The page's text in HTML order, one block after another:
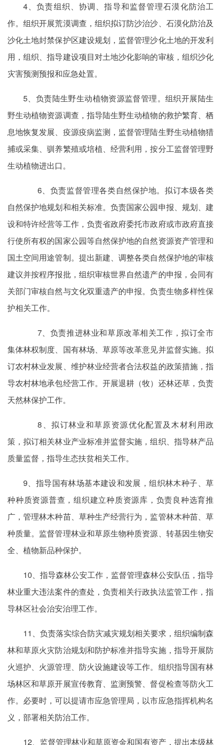
4、负责组织、协调、指导和监督管理石漠化防治工
作。组织开展荒漠调查，组织拟订防沙治沙、石漠化防治及
沙化土地封禁保护区建设规划，监督管理沙化土地的开发利
用，组织、指导建设项目对土地沙化影响的审核，组织沙化
灾害预测预报和应急处置。
5、负责陆生野生动植物资源监督管理。组织开展陆生
野生动植物资源调查，指导陆生野生动植物的救护繁育、栖
息地恢复发展、疫源疫病监测，监督管理陆生野生动植物猎
捕或采集、驯养繁殖或培植、经营利用，按分工监督管理野
生动植物进出口。
6、负责监督管理各类自然保护地。拟订本级各类
自然保护地规划和相关标准。负责国家公园申报、规划、建
设和特许经营等工作，负责省政府委托市政府或市政府直接
行使所有权的国家公园等自然保护地的自然资源资产管理和
国土空间用途管制。提出新建、调整各类自然保护地的审核
建议并按程序报批，组织审核世界自然遗产的申报，会同有
关部门审核自然与文化双重遗产的申报。负责生物多样性保
护相关工作。
7、负责推进林业和草原改革相关工作，拟订全市
集体林权制度、国有林场、草原等改革意见并监督实施。拟
订农村林业发展、维护林业经营者合法权益的政策措施，指
导农村林地承包经营工作。开展退耕（牧）还林还草，负责
天然林保护工作。
8、拟订林业和草原资源优化配置及木材利用政
策，拟订相关林业产业标准并监督实施，组织、指导林产品
质量监督，指导生态扶贫相关工作。
9、指导国有林场基本建设和发展，组织林木种子、草
种种质资源普查，组织建立种质资源库，负责良种选育推
广，管理林木种苗、草种生产经营行为，监管林木种苗、草
种质量。监督管理林业和草原生物种质资源、转基因生物安
全、植物新品种保护。
10、指导森林公安工作，监督管理森林公安队伍，指导
林业重大违法案件的查处，负责相关行政执法监管工作，指
导林区社会治安治理工作。
11、负责落实综合防灾减灾规划相关要求，组织编制森
林和草原火灾防治规划和防护标准并指导实施，指导开展防
火巡护、火源管理、防火设施建设等工作。组织指导国有林
场林区和草原开展宣传教育、监测预警、督促检查等防火工
作。必要时，可以提请市应急管理局，以市应急指挥机构名
义，部署相关防治工作。
12、监督管理林业和草原资金和国有资产，提出本级林